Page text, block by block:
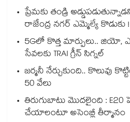
ప్రేమకు తండ్రి
రాజేంద్ర నగర్ ఎమ్మెల్యే కొడుకు !
5Gలో కొత్త మార్పులు.. జియో,
సేవలకు TRAI గ్రీన్ సిగ్నల్
జర్మనీ నేర్చుకుంది.. కొలువు
50 వేలు
తిరుగుబాటు మొదలైంది : E20
చేయాలంటూ అసెంబ్లీ తీర్మానం